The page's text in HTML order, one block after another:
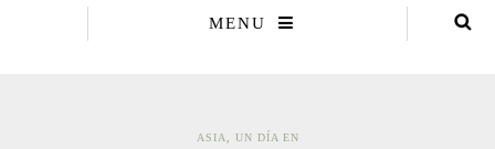
MENU
ASIA UN DÍA EN